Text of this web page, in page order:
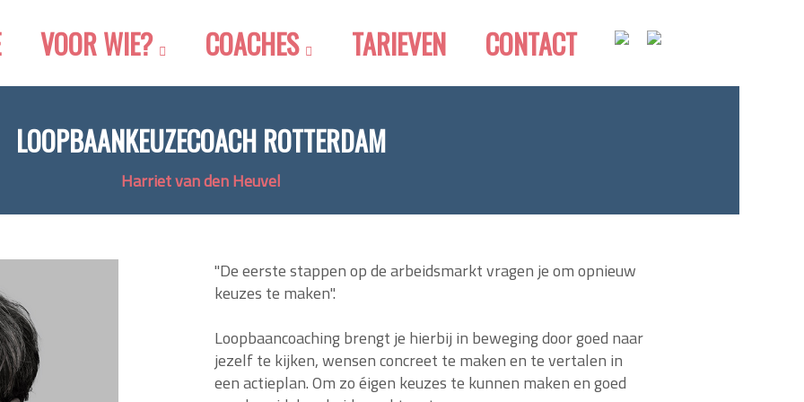
VOOR WIE? COACHES TARIEVEN CONTACT
LOOPBAANKEUZECOACH ROTTERDAM
Harriet van den Heuvel
"De eerste stappen op de arbeidsmarkt vragen je om opnieuw
keuzes te maken".
Loopbaancoaching brengt je hierbij in beweging door goed naar
jezelf te kijken, wensen concreet te maken en te vertalen in
een actieplan. Om zo éigen keuzes te kunnen maken en goed